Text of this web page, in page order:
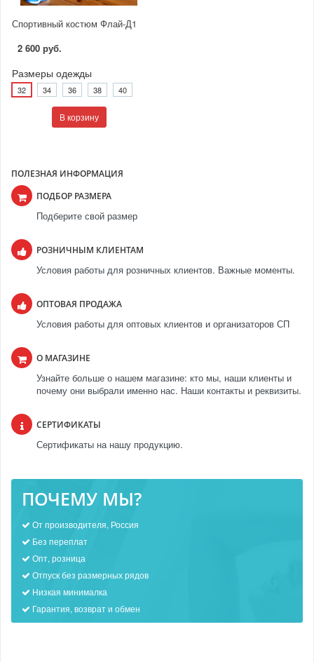
Спортивный костюм Флай-Д1
2 600 руб.
Размеры одежды
32 34 36 38 40
В корзину
ПОЛЕЗНАЯ ИНФОРМАЦИЯ
ПОДБОР РАЗМЕРА
Подберите свой размер
РОЗНИЧНЫМ КЛИЕНТАМ
Условия работы для розничных клиентов. Важные моменты.
ОПТОВАЯ ПРОДАЖА
Условия работы для оптовых клиентов и организаторов СП
О МАГАЗИНЕ
Узнайте больше о нашем магазине: кто мы, наши клиенты и
почему они выбрали именно нас. Наши контакты и реквизиты.
СЕРТИФИКАТЫ
Сертификаты на нашу продукцию.
ПОЧЕМУ МЫ?
От производителя, Россия
Без переплат
Опт, розница
Отпуск без размерных рядов
Низкая минималка
Гарантия, возврат и обмен